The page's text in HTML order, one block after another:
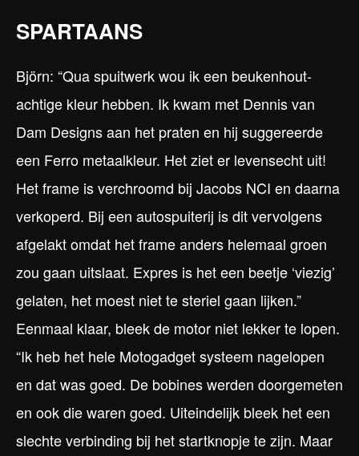
SPARTAANS
Björn: “Qua spuitwerk wou ik een beukenhout-
achtige kleur hebben. Ik kwam met Dennis van
Dam Designs aan het praten en hij suggereerde
een Ferro metaalkleur. Het ziet er levensecht uit!
Het frame is verchroomd bij Jacobs NCI en daarna
verkoperd. Bij een autospuiterij is dit vervolgens
afgelakt omdat het frame anders helemaal groen
zou gaan uitslaat. Expres is het een beetje ‘viezig’
gelaten, het moest niet te steriel gaan lijken.”
Eenmaal klaar, bleek de motor niet lekker te lopen.
“Ik heb het hele Motogadget systeem nagelopen
en dat was goed. De bobines werden doorgemeten
en ook die waren goed. Uiteindelijk bleek het een
slechte verbinding bij het startknopje te zijn. Maar